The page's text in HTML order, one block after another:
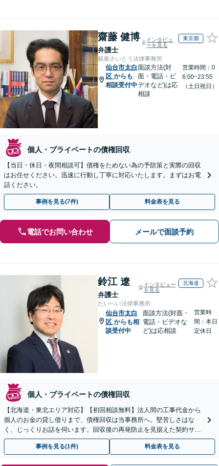
齋藤 健博
弁護士
インタビュ
ーを見る
東京都
銀座さいとう法律事務所
仙台市太白
区 からも
相談受付中
面談方法(対
面・電話・ビ
デオなど)は応
相談
営業時間：0
6:00~23:55
（土日祝日）
個人・プライベートの債権回収
【当日・休日・夜間相談可】債権をためない為の予防策と実際の回収
はお任せください。迅速に行動し丁寧に対応いたします。まずはお電
話ください。
事例を見る(7件) 料金表を見る
電話でお問い合わせ メールで面談予約
鈴江 遼
弁護士
インタビュー
を見る
北海道
たいへい法律事務所
仙台市太白
区 からも相
談受付中
面談方法(対面・
電話・ビデオな
ど)は応相談
営業時
間：本日
定休日
個人・プライベートの債権回収
【北海道・東北エリア対応】【初回相談無料】法人間の工事代金から
個人のお金の貸し借りまで、債権回収は当事務所へ。堅苦しさはな
く、じっくりお話を伺います。回収後の再発防止を見据えた契約サポ
ートも提供。ＷＥＢ面談可。まずはお気軽にご相談ください。
事例を見る(1件) 料金表を見る